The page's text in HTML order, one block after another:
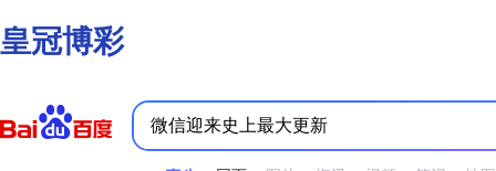
皇冠博彩